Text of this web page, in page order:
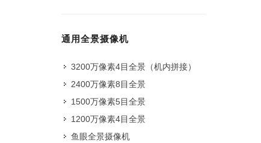
通用全景摄像机
3200万像素4目全景（机内拼接）
2400万像素8目全景
1500万像素5目全景
1200万像素4目全景
鱼眼全景摄像机